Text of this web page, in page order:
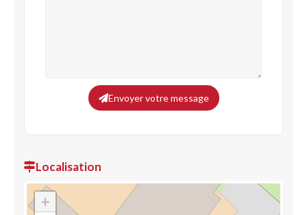
Envoyer votre message
Localisation
+